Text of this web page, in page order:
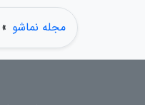
مجله نماشو »